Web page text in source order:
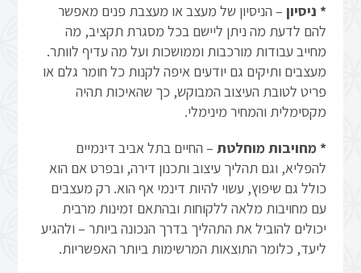
* ניסיון– הניסיון של מעצב או מעצבת פנים מאפשר
להם לדעת מה ניתן ליישם בכל מסגרת תקציב, מה
מחייב עבודות מורכבות וממושכות ועל מה עדיף לוותר.
מעצבים ותיקים גם יודעים איפה לקנות כל חומר גלם או
פריט לטובת העיצוב המבוקש, כך שהאיכות תהיה
מקסימלית והמחיר מינימלי.
* מחויבות מוחלטת– החיים בתל אביב דינמיים
להפליא, וגם תהליך עיצוב ותכנון דירה, ובפרט אם הוא
כולל גם שיפוץ, עשוי להיות דינמי אף הוא. רק מעצבים
עם מחויבות מלאה ללקוחות ובהתאם זמינות מרבית
יכולים להוביל את התהליך בדרך הנכונה ביותר – ולהגיע
ליעד, כלומר התוצאות המרשימות ביותר האפשריות.